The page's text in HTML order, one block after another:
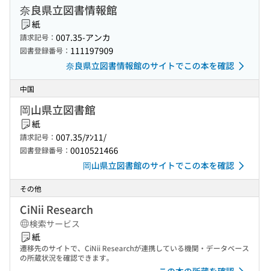
奈良県立図書情報館
紙
請求記号： 007.35-アンカ
図書登録番号： 111197909
奈良県立図書情報館のサイトでこの本を確認
中国
岡山県立図書館
紙
請求記号： 007.35/ｱﾝ11/
図書登録番号： 0010521466
岡山県立図書館のサイトでこの本を確認
その他
CiNii Research
検索サービス
紙
遷移先のサイトで、CiNii Researchが連携している機関・データベース
の所蔵状況を確認できます。